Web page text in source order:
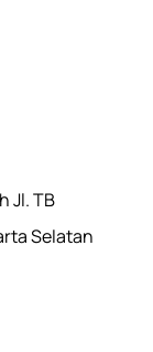
Jl. TB
Selatan